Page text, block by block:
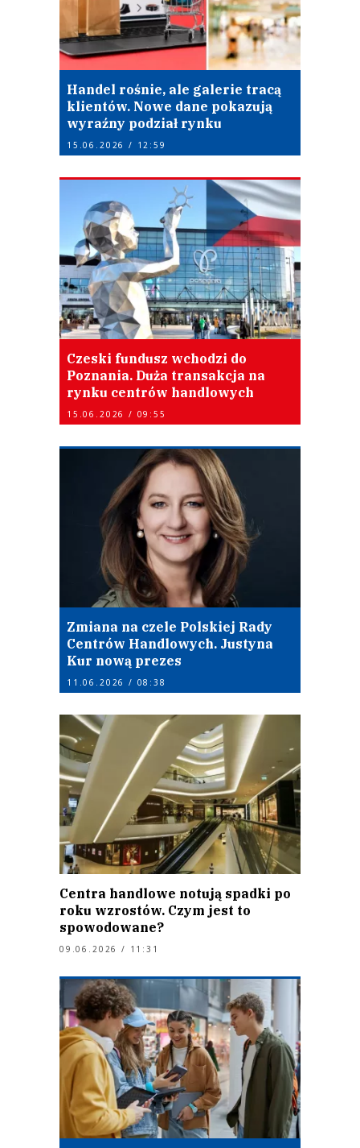
Handel rośnie, ale galerie tracą
klientów. Nowe dane pokazują
wyraźny podział rynku
15.06.2026 / 12:59
Czeski fundusz wchodzi do
Poznania. Duża transakcja na
rynku centrów handlowych
15.06.2026 / 09:55
Zmiana na czele Polskiej Rady
Centrów Handlowych. Justyna
Kur nową prezes
11.06.2026 / 08:38
Centra handlowe notują spadki po
roku wzrostów. Czym jest to
spowodowane?
09.06.2026 / 11:31